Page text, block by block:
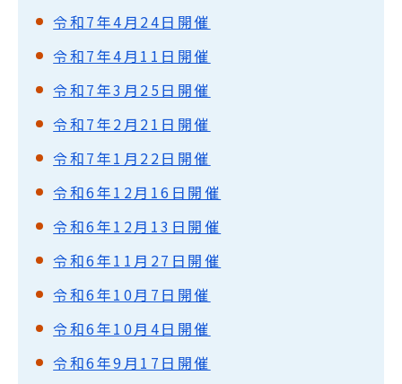
令和7年4月24日開催
令和7年4月11日開催
令和7年3月25日開催
令和7年2月21日開催
令和7年1月22日開催
令和6年12月16日開催
令和6年12月13日開催
令和6年11月27日開催
令和6年10月7日開催
令和6年10月4日開催
令和6年9月17日開催